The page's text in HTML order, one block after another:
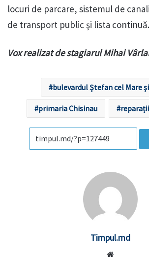
locuri de parcare, sistemul de
de transport public şi lista
Vox realizat de stagiarul Mihai
bulevardul Ştefan cel Mare
primaria Chisinau reparații
Timpul.md